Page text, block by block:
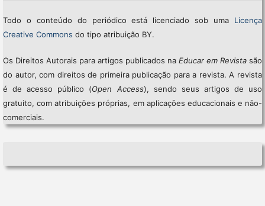
Todo o conteúdo do periódico está licenciado sob uma Licença
Creative Commons do tipo atribuição BY.
Os Direitos Autorais para artigos publicados naEducar em Revista são
do autor, com direitos de primeira publicação para a revista. A revista
é de acesso público (Open Access), sendo seus artigos de uso
gratuito, com atribuições próprias, em aplicações educacionais e não-
comerciais.